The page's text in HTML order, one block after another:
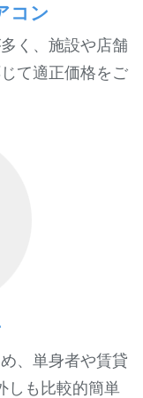
コン
く、施設や店舗
て適正価格をご
、単身者や賃貸
しも比較的簡単